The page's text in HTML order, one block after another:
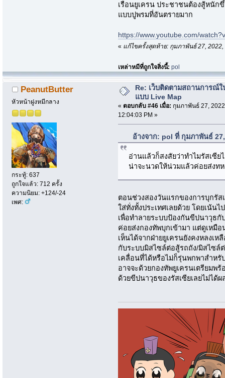
เรือนยูเครน ประชาชนต้องสู้หนัก
แบบปูพรมที่อันตรายมาก
https://www.youtube.com/
« แก้ไขครั้งสุดท้าย: กุมภาพันธ์ 27, 2022,
เหล่าหมีที่ถูกใจสิ่งนี้:pol
PeanutButter
หัวหน้าฝูงหมีกลาง
กระทู้: 637
ถูกใจแล้ว: 712 ครั้ง
ความนิยม: +124/-24
เพศ:
Re: เว็บติดตามสถานการณ์ใ
แบบ Live Map
« ตอบกลับ #46 เมื่อ: กุมภาพันธ์ 27,
12:04:03 PM »
อ้างจาก: pol ที่ กุมภาพันธ์
อ่านแล้วก็สงสัยว่าทำไมรัสเซีย
น่าจะนวดให้น่วมแล้วค่อยส่งท
ตอนช่วงสองวันแรกของการบุกรัส
ใส่ทั่งทั้งประเทศเลยด้วย โดยเน้น
เพื่อทำลายระบบป้องกันขีปนาวุธกั
ค่อยส่งกองทัพบุกเข้ามา แต่ดูเหมื
เห็นได้จากฝ่ายยูเครนยังคงหลงเ
กับระบบมิสไซล์ต่อสู้รถถัง/มิสไซล์
เคลื่อนที่ได้หรือไม่ก็รุ่นพกพาสำหรั
อาจจะด้วยกองทัพยูเครนเตรียมพ
ด้วยขีปนาวุธของรัสเซียเลยไม่ได้